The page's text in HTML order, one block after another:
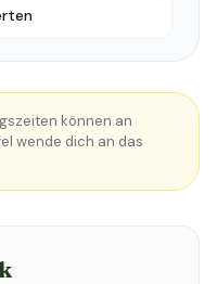
können an
wende dich an das